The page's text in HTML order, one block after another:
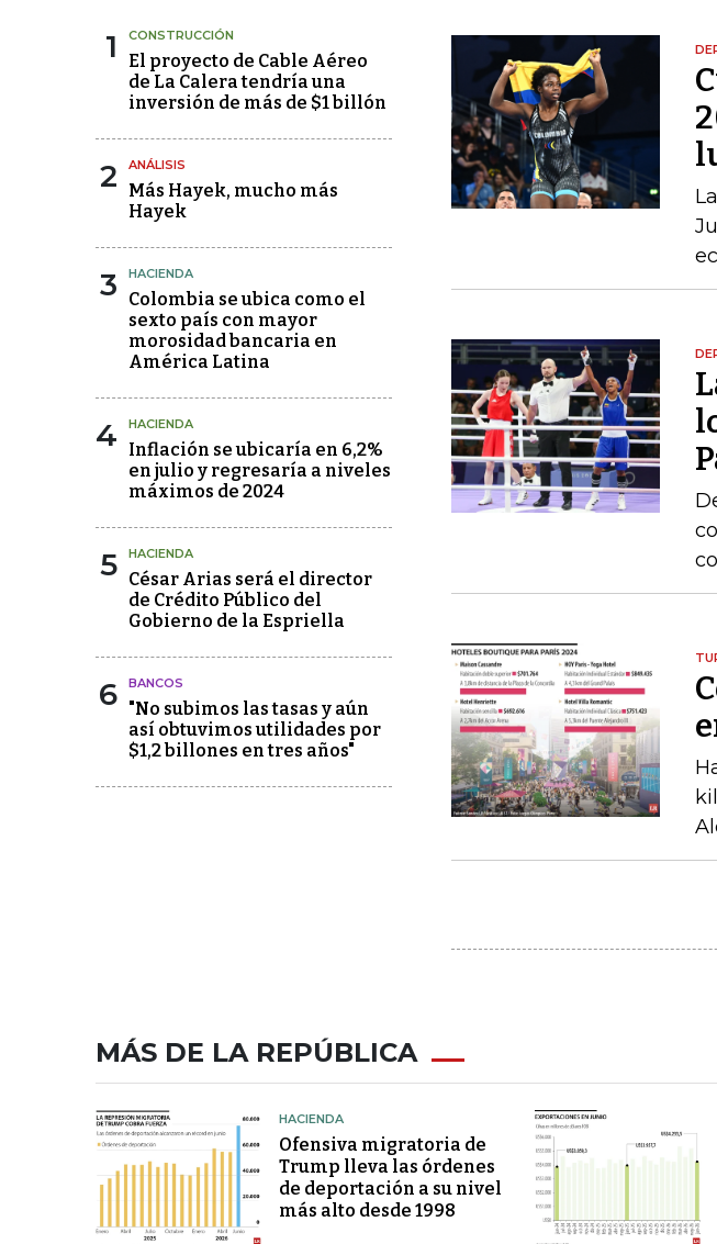
1 CONSTRUCCIÓN
El proyecto de Cable Aéreo
de La Calera tendría una
inversión de más de $1 billón
2 ANÁLISIS
Más Hayek, mucho más
Hayek
3 HACIENDA
Colombia se ubica como el
sexto país con mayor
morosidad bancaria en
América Latina
4 HACIENDA
Inflación se ubicaría en 6,2%
en julio y regresaría a niveles
máximos de 2024
5 HACIENDA
César Arias será el director
de Crédito Público del
Gobierno de la Espriella
6 BANCOS
"No subimos las tasas y aún
así obtuvimos utilidades por
$1,2 billones en tres años"
MÁS DE LA REPÚBLICA
HACIENDA
Ofensiva migratoria de
Trump lleva las órdenes
de deportación a su nivel
más alto desde 1998